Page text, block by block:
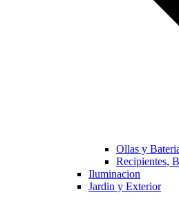
Ollas y
Recipientes,
Iluminacion
Jardin y Exterior